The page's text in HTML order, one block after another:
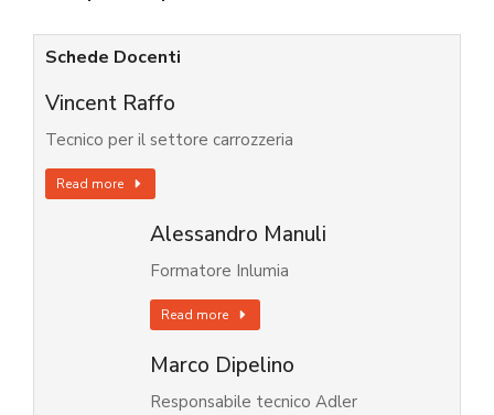
Schede Docenti
Vincent Raffo
Tecnico per il settore carrozzeria
Read more
Alessandro Manuli
Formatore Inlumia
Read more
Marco Dipelino
Responsabile tecnico Adler